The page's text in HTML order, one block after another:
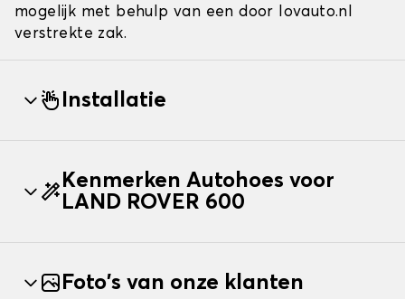
mogelijk met behulp van een door lovauto.nl
verstrekte zak.
Installatie
Kenmerken Autohoes voor
LAND ROVER 600
Foto's van onze klanten